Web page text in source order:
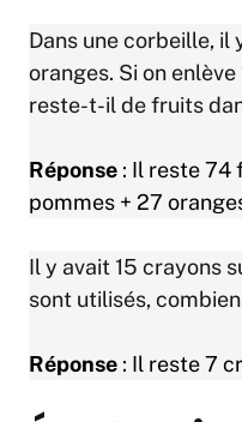
Dans une corbeille,
oranges. Si on
reste-t-il de fruits
Réponse : Il reste 74
pommes + 27
Il y avait 15 crayons
sont utilisés,
Réponse : Il reste 7